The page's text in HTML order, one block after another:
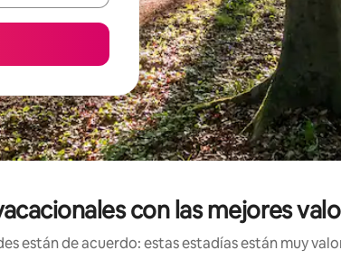
con las mejores
están de acuerdo: estas estadías están muy